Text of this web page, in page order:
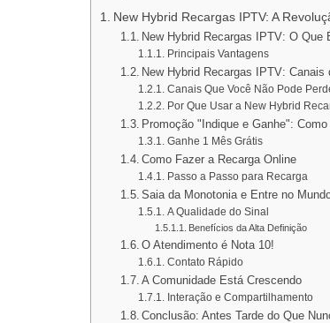
New Hybrid Recargas IPTV: A
New Hybrid Recargas IPTV: O Que
Principais Vantagens
New Hybrid Recargas IPTV:
Canais Que Você Não Pode
Por Que Usar a New Hybrid
Promoção "Indique e Ganhe":
Ganhe 1 Mês Grátis
Como Fazer a Recarga Online
Passo a Passo para Recarga
Saia da Monotonia e Entre no
A Qualidade do Sinal
Benefícios da Alta Definição
O Atendimento é Nota 10!
Contato Rápido
A Comunidade Está Crescendo
Interação e Compartilhamento
Conclusão: Antes Tarde do Que